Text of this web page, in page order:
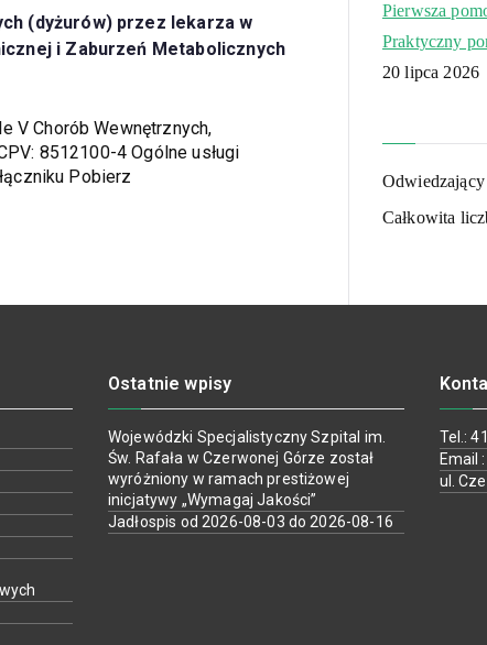
(dyżurów) przez lekarza w
i Zaburzeń Metabolicznych
V Chorób Wewnętrznych,
8512100-4 Ogólne usługi
Pobierz
Pierwsza
Praktyczny
20 lipca 2026
Całkowita
Ostatnie wpisy
Wojewódzki Specjalistyczny Szpital im.
Św. Rafała w Czerwonej Górze został
wyróżniony w ramach prestiżowej
inicjatywy „Wymagaj Jakości”
Jadłospis od 2026-08-03 do 2026-08-16
Tel.:
Email
ul.